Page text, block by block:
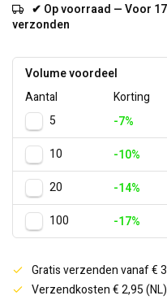
✔ Op voorraad — Voor
verzonden
Volume voordeel
Aantal
Korting
5
-7%
10
-10%
20
-14%
100
-17%
Gratis verzenden vanaf €
Verzendkosten € 2,95 (NL)